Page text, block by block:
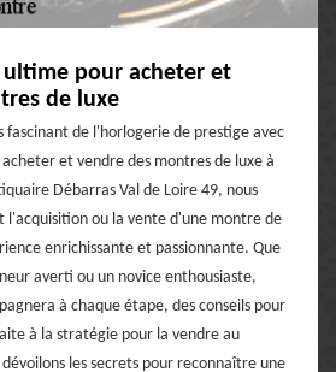
ultime pour acheter et
de luxe
fascinant de l'horlogerie de prestige avec
et vendre des montres de luxe à
Débarras Val de Loire 49, nous
l'acquisition ou la vente d'une montre de
enrichissante et passionnante. Que
averti ou un novice enthousiaste,
à chaque étape, des conseils pour
à la stratégie pour la vendre au
les secrets pour reconnaître une